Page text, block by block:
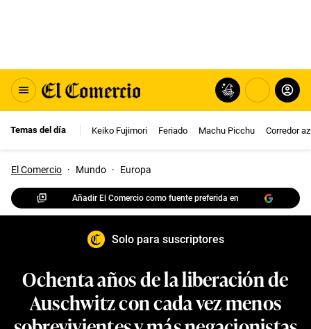
Temas del día Keiko Fujimori Feriado Machu Picchu Corredor
El Comercio · Mundo · Europa
Añadir El Comercio como fuente preferida en
Solo para suscriptores
Ochenta años de la liberación de
Auschwitz con cada vez menos